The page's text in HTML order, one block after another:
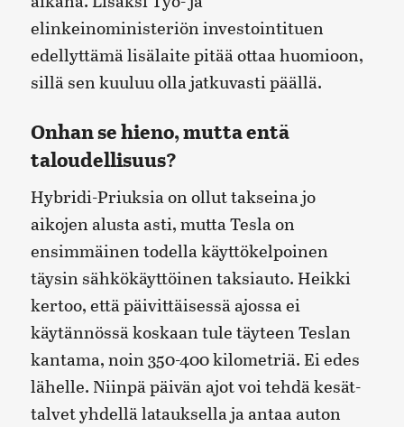
elinkeinoministeriön investointituen
edellyttämä lisälaite pitää ottaa huomioon,
sillä sen kuuluu olla jatkuvasti päällä.
Onhan se hieno, mutta entä
taloudellisuus?
Hybridi-Priuksia on ollut takseina jo
aikojen alusta asti, mutta Tesla on
ensimmäinen todella käyttökelpoinen
täysin sähkökäyttöinen taksiauto. Heikki
kertoo, että päivittäisessä ajossa ei
käytännössä koskaan tule täyteen Teslan
kantama, noin 350-400 kilometriä. Ei edes
lähelle. Niinpä päivän ajot voi tehdä kesät-
talvet yhdellä latauksella ja antaa auton